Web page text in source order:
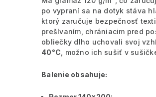
po vypraní sa na dotyk stáva
ktorý zaručuje bezpečnosť
prešívaním, chrániacim pred
obliečky dlho uchovali svoj
40°C , možno ich sušiť v
Balenie obsahuje: